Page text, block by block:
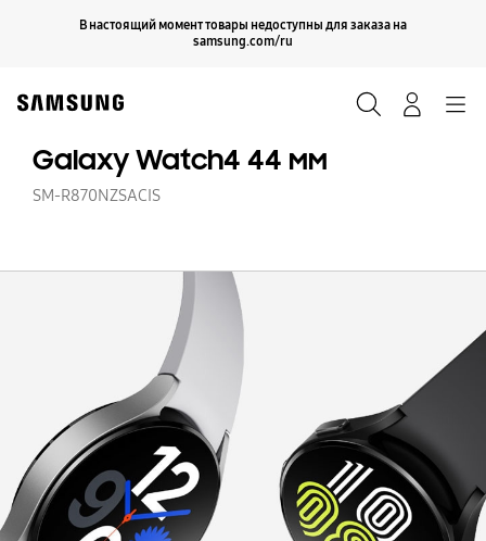
В настоящий момент товары недоступны для заказа на
samsung.com/ru
Продолжить
Galaxy Watch4 44 мм
SM-R870NZSACIS